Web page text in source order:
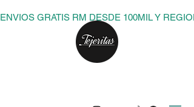
ENVIOS GRATIS RM DESDE 100MIL Y